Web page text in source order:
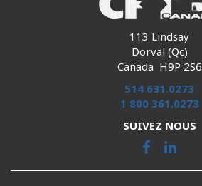
113 Lindsay
Dorval (Qc)
Canada H9P 2S6
514 631.0273
1 800 361.0273
SUIVEZ NOUS